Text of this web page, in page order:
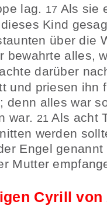
lag. 17 Als sie
Kind
über die
bewahrte alles,
darüber
und priesen ihn
denn alles war
war. 21Als acht
werden
Engel
Mutter
Cyrill von